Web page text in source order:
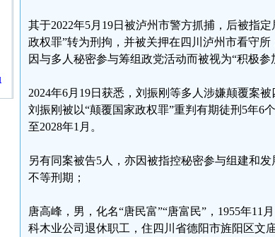
其于2022年5月19日被泸州市警方抓捕，后被指
政权罪”转为刑拘，并被关押在四川泸州市看守
因与多人秘密参与筹组政党活动而被视为“积极参
2024年6月19日获悉，刘振刚等多人涉嫌颠覆案
刘振刚被以“颠覆国家政权罪”重判有期徒刑5年6
至2028年1月。
另有同案被告5人，亦因被指控秘密参与组建和
不等刑期；
唐高峰，男，化名“唐民富”“唐富民”，1955年
科木业公司退休职工，住四川省德阳市旌阳区文